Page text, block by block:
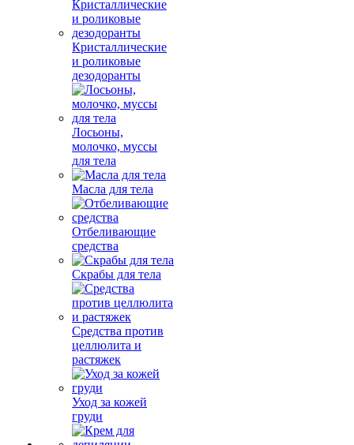
Кристаллические
и роликовые
дезодоранты
Лосьоны,
молочко, муссы
для тела
Масла для тела
Отбеливающие
средства
Скрабы для тела
Средства против
целлюлита и
растяжек
Уход за кожей
груди